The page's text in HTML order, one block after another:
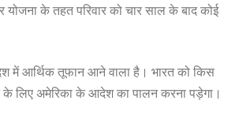
योजना के तहत परिवार को चार साल के बाद कोई
में आर्थिक तूफान आने वाला है। भारत को किस
लिए अमेरिका के आदेश का पालन करना पड़ेगा।